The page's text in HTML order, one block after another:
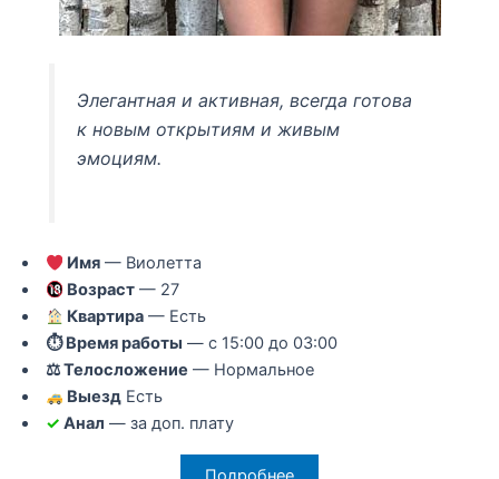
Элегантная и активная, всегда готова
к новым открытиям и живым
эмоциям.
Имя — Виолетта
Возраст — 27
Квартира — Есть
⏱ Время работы — с 15:00 до 03:00
⚖ Телосложение — Нормальное
Выезд Есть
✓ Анал — за доп. плату